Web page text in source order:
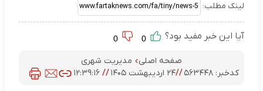
لینک مطلب:
آیا این خبر مفید بود؟
صفحه اصلی
مدیریت شهری
کدخبر:۵۶۳۴۴۸ //۲۴ اردیبهشت ۱۴۰۵ //۱۲:۳۹:۱۶